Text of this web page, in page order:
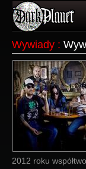
Galeria
Forum
Więcej
Wywiady :
2012 roku